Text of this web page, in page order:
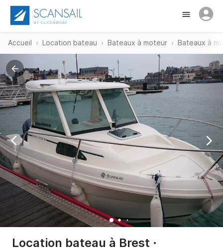
Accueil Location bateau Bateaux à moteur Bateaux à
Location bateau à Brest ·